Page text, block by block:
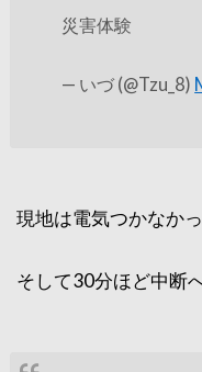
災害体験
— いづ (@Tzu_8)
現地は電気つかなか
そして30分ほど中断へ